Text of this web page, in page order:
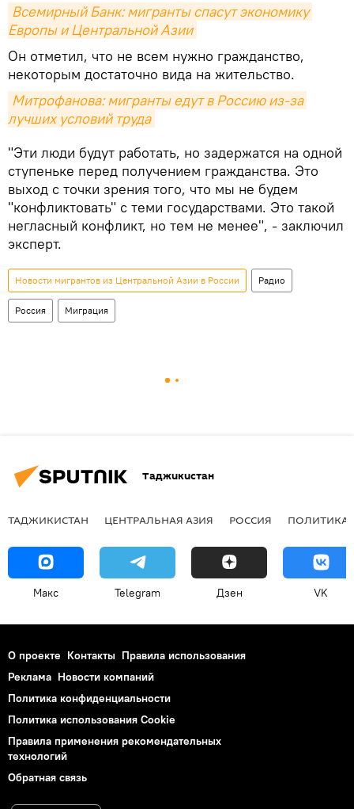
Всемирный Банк: мигранты спасут экономику
Европы и Центральной Азии
Он отметил, что не всем нужно гражданство,
некоторым достаточно вида на жительство.
Митрофанова: мигранты едут в Россию из-за
лучших условий труда
"Эти люди будут работать, но задержатся на одной
ступеньке перед получением гражданства. Это
выход с точки зрения того, что мы не будем
"конфликтовать" с теми государствами. Это такой
негласный конфликт, но тем не менее", - заключил
эксперт.
Новости мигрантов из Центральной Азии в России Радио
Россия Миграция
Таджикистан
ТАДЖИКИСТАН ЦЕНТРАЛЬНАЯ АЗИЯ РОССИЯ ПОЛИТИКА
Макс Telegram Дзен VK
О проекте Контакты Правила использования
Реклама Новости компаний
Политика конфиденциальности
Политика использования Cookie
Правила применения рекомендательных
технологий
Обратная связь